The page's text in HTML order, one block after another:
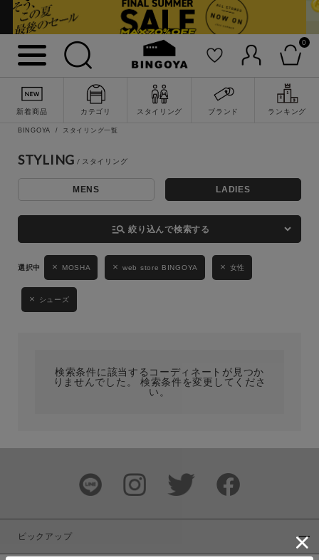
0
新着商品 カテゴリ スタイリング ブランド ランキング
詳細検索
キーワード
性別
MENS LADIES KIDS
ブランド
BINGOYA スタイリング一覧
STYLING
MENS LADIES
manage_search 絞り込んで検索する
MOSHA web store BINGOYA 女性
シューズ
検索条件に該当するコーディネートが見つか
りませんでした。 検索条件を変更してくださ
い。
ピックアップ